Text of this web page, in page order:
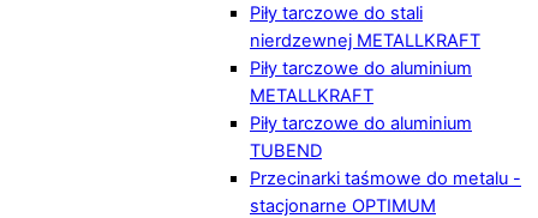
Piły tarczowe do stali
nierdzewnej METALLKRAFT
Piły tarczowe do aluminium
METALLKRAFT
Piły tarczowe do aluminium
TUBEND
Przecinarki taśmowe do metalu -
stacjonarne OPTIMUM